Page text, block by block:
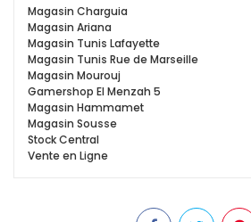
Magasin Charguia
Magasin Ariana
Magasin Tunis Lafayette
Magasin Tunis Rue de Marseille
Magasin Mourouj
Gamershop El Menzah 5
Magasin Hammamet
Magasin Sousse
Stock Central
Vente en Ligne